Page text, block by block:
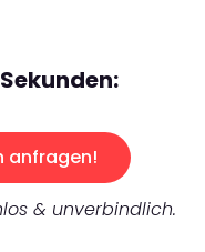
anfragen!
& unverbindlich.